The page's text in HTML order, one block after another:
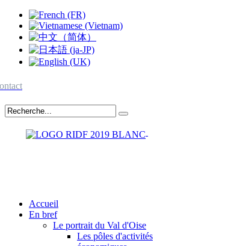
Accueil
En bref
Le portrait du Val d'Oise
Les pôles d'activités